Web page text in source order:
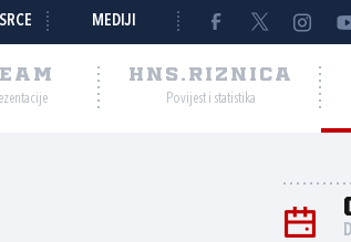
MEDIJI
HNS.RIZNICA
Povijest i statistika